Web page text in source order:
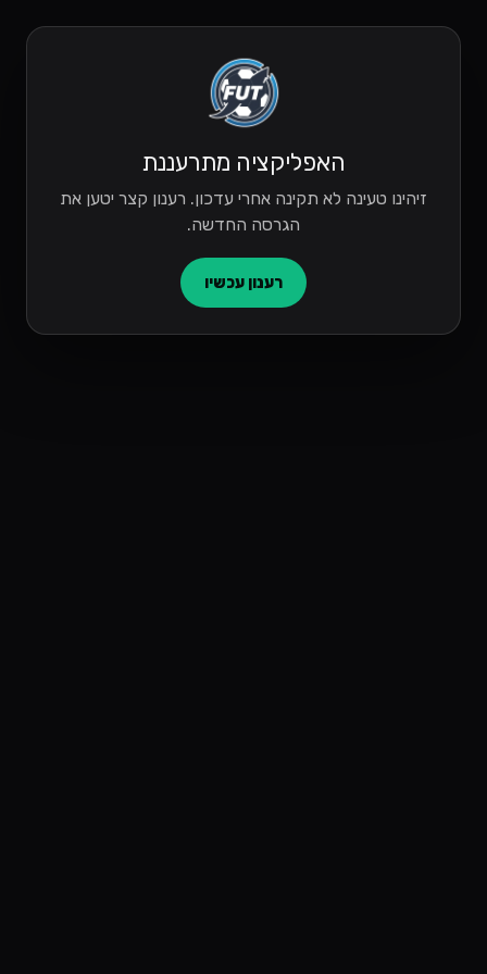
האפליקציה מתרעננת
זיהינו טעינה לא תקינה אחרי עדכון. רענון קצר יטען את
הגרסה החדשה.
רענון עכשיו